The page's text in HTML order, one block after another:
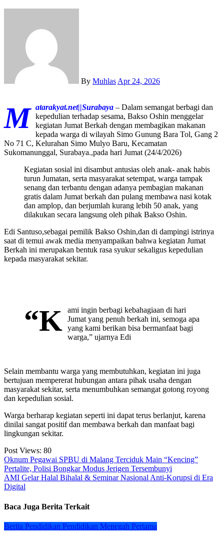
By Muhlas Apr 24, 2026
M atarakyat.net||Surabaya – Dalam semangat berbagi dan
kepedulian terhadap sesama, Bakso Oshin menggelar
kegiatan Jumat Berkah dengan membagikan makanan
kepada warga di wilayah Simo Gunung Bara Tol, Gang 2
No 71 C, Kelurahan Simo Mulyo Baru, Kecamatan
Sukomanunggal, Surabaya.,pada hari Jumat (24/4/2026)
Kegiatan sosial ini disambut antusias oleh anak- anak habis
turun Jumatan, serta masyarakat setempat, warga tampak
senang dan terbantu dengan adanya pembagian makanan
gratis dalam Jumat berkah dan pulang membawa nasi kotak
dan amplop, dan berjumlah kurang lebih 50 anak, yang
dilakukan secara langsung oleh pihak Bakso Oshin.
Edi Santuso,sebagai pemilik Bakso Oshin,dan di dampingi istrinya
saat di temui awak media menyampaikan bahwa kegiatan Jumat
Berkah ini merupakan bentuk rasa syukur sekaligus kepedulian
kepada masyarakat sekitar.
“K ami ingin berbagi kebahagiaan di hari
Jumat yang penuh berkah ini, semoga apa
yang kami berikan bisa bermanfaat bagi
warga,” ujarnya Edi
Selain membantu warga yang membutuhkan, kegiatan ini juga
bertujuan mempererat hubungan antara pihak usaha dengan
masyarakat sekitar, serta menumbuhkan semangat gotong royong
dan kepedulian sosial.
Warga berharap kegiatan seperti ini dapat terus berlanjut, karena
dinilai sangat positif dan membawa berkah dan manfaat bagi
lingkungan sekitar.
Post Views: 80
Navigasi
pos
Oknum Pegawai SPBU di Malang Terciduk Main “Kencing”
Pertalite, Polisi Bongkar Modus Jerigen Tersembunyi
AMI Gelar Halal Bihalal & Seminar Nasional Anti-Korupsi di Era
Digital
Baca Juga Berita Terkait
Berita Pendidikan Pendidikan Menegah Pertama